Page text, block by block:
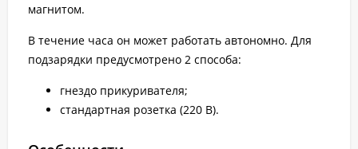
магнитом.
В течение часа он может работать автономно. Для
подзарядки предусмотрено 2 способа:
гнездо прикуривателя;
стандартная розетка (220 В).